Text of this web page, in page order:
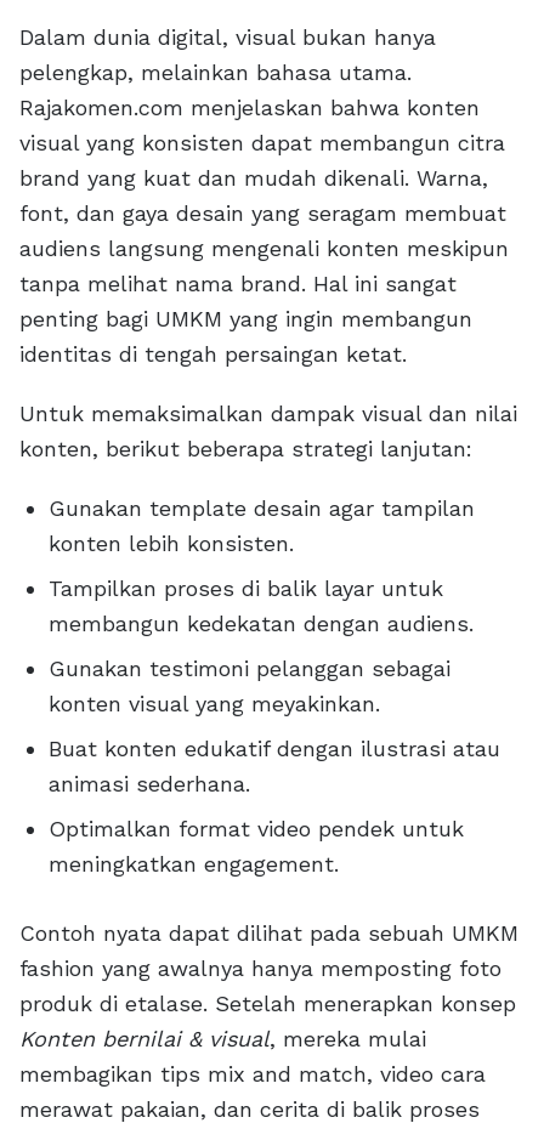
Dalam dunia digital, visual bukan hanya
pelengkap, melainkan bahasa utama.
Rajakomen.com menjelaskan bahwa konten
visual yang konsisten dapat membangun citra
brand yang kuat dan mudah dikenali. Warna,
font, dan gaya desain yang seragam membuat
audiens langsung mengenali konten meskipun
tanpa melihat nama brand. Hal ini sangat
penting bagi UMKM yang ingin membangun
identitas di tengah persaingan ketat.
Untuk memaksimalkan dampak visual dan nilai
konten, berikut beberapa strategi lanjutan:
Gunakan template desain agar tampilan
konten lebih konsisten.
Tampilkan proses di balik layar untuk
membangun kedekatan dengan audiens.
Gunakan testimoni pelanggan sebagai
konten visual yang meyakinkan.
Buat konten edukatif dengan ilustrasi atau
animasi sederhana.
Optimalkan format video pendek untuk
meningkatkan engagement.
Contoh nyata dapat dilihat pada sebuah UMKM
fashion yang awalnya hanya memposting foto
produk di etalase. Setelah menerapkan konsep
Konten bernilai & visual, mereka mulai
membagikan tips mix and match, video cara
merawat pakaian, dan cerita di balik proses